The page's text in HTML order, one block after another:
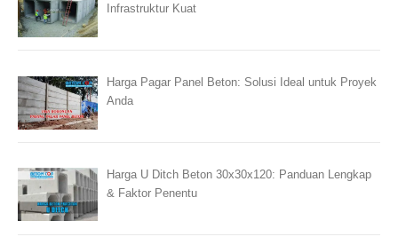
Infrastruktur Kuat
Harga Pagar Panel Beton: Solusi Ideal untuk Proyek
Anda
Harga U Ditch Beton 30x30x120: Panduan Lengkap
& Faktor Penentu